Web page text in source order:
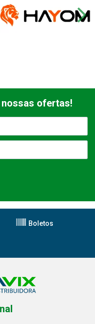
ofertas!
Boletos